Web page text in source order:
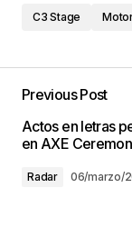
C3 Stage
Previous Post
Actos en letras
en AXE
Radar 06/marzo/